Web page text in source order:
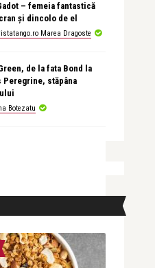
– femeia fantastică
și dincolo de el
Marea Dragoste
de la fata Bond la
Peregrine, stăpâna
Botezatu